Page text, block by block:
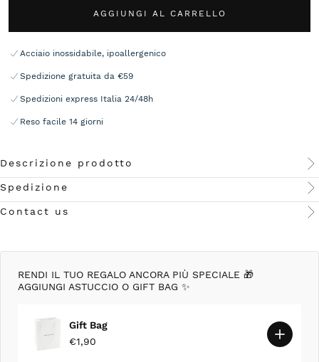
AGGIUNGI AL CARRELLO
Acciaio inossidabile, ipoallergenico
Spedizione gratuita da €59
Spedizioni express Italia 24/48h
Reso facile 14 giorni
Descrizione prodotto
Spedizione
Contact us
RENDI IL TUO REGALO ANCORA PIÙ SPECIALE 🎁
AGGIUNGI ASTUCCIO O GIFT BAG ✨
Gift Bag
€1,90